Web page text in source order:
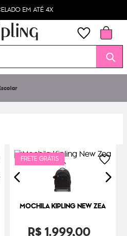
EM ATÉ 4X
FRETE GRÁTIS
MOCHILA KIPLING NEW ZEA
R$1.999,00